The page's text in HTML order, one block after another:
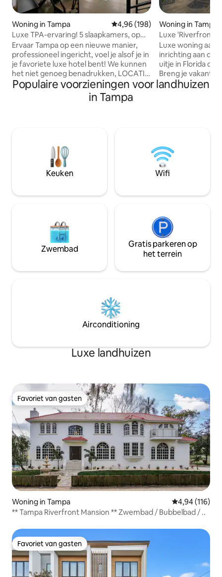
Woning in Tampa Gemiddelde beoordeling van
4,96 (198)
Luxe TPA-ervaring! 5 slaapkamers, op
loopafstand van Hyde Park
Ervaar Tampa op een nieuwe manier,
professioneel ingericht, voel je alsof je in
je favoriete luxe hotel bent! We kunnen
het niet genoeg benadrukken, LOCATIE!
In het hart van een van de beste
gebieden in Tampa, loop naar Bayshore
Blvd, Hyde Park en het Soho District.
korte stok met 5 ruime slaapkamers, 4
volledige badkamers en halve
badkamers. We kijken ernaar uit om je
binnenkort te mogen verwelkomen!
Woning in Tampa
Luxe 'Riverfront
zwembad
Luxe woning aan
inrichting aan de
uitje in Florida of
Breng je
in ons eigen
gevulde
hengels en meer!
uitzicht op de
Tampa!
Populaire voorzieningen voor landhuizen
in Tampa
Keuken Wifi
Zwembad
Gratis parkeren op
het terrein
Airconditioning
Luxe landhuizen
Favoriet van gasten
Favoriet van gasten
Woning in Tampa Gemiddelde
4,94 (116)
** Tampa Riverfront Mansion ** Zwembad / Bubbelbad / ..
Favoriet van gasten
Favoriet van gasten